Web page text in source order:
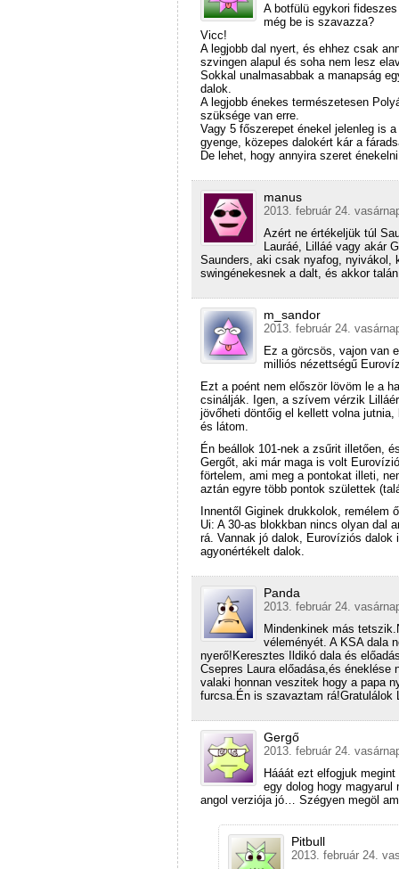
A botfülü egykori fideszes
még be is szavazza?
Vicc!
A legjobb dal nyert, és ehhez csak
szvingen alapul és soha nem lesz
Sokkal unalmasabbak a manapság
dalok.
A legjobb énekes természetesen
szüksége van erre.
Vagy 5 főszerepet énekel jelenleg is
gyenge, közepes dalokért kár a
De lehet, hogy annyira szeret
manus
2013. február 24.
Azért ne értékeljük túl
Lauráé, Lilláé vagy akár
Saunders, aki csak nyafog, nyivákol,
swingénekesnek a dalt, és akkor
m_sandor
2013. február 24.
Ez a görcsös, vajon van
milliós nézettségű
Ezt a poént nem először lövöm le a
csinálják. Igen, a szívem vérzik
jövőheti döntőig el kellett volna
és látom.
Én beállok 101-nek a zsűrit illetően,
Gergőt, aki már maga is volt
förtelem, ami meg a pontokat illeti,
aztán egyre több pontok születtek
Innentől Giginek drukkolok, remélem
Ui: A 30-as blokkban nincs olyan dal
rá. Vannak jó dalok, Eurovíziós
agyonértékelt dalok.
Panda
2013. február 24.
Mindenkinek más
véleményét. A KSA dala
nyerő!Keresztes Ildikó dala és
Csepres Laura előadása,és
valaki honnan veszitek hogy a papa
furcsa.Én is szavaztam rá!Gratulálok
Gergő
2013. február 24.
Hááát ezt elfogjuk
egy dolog hogy
angol verziója jó… Szégyen megöl
Pitbull
2013. február 24.